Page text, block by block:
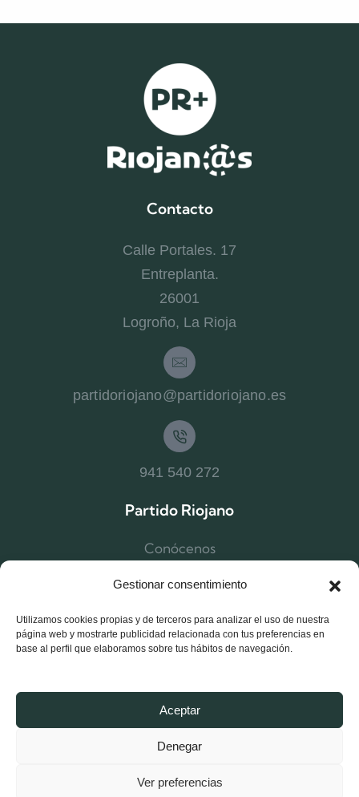
Gestionar consentimiento
Utilizamos cookies propias y de terceros para analizar el uso de nuestra
página web y mostrarte publicidad relacionada con tus preferencias en
base al perfil que elaboramos sobre tus hábitos de navegación.
Aceptar
Denegar
Ver preferencias
Contacto
Calle Portales. 17
Entreplanta.
26001
Logroño, La Rioja
partidoriojano@partidoriojano.es
941 540 272
Partido Riojano
Conócenos
Estructura
Noticias La Rioja
Contacta